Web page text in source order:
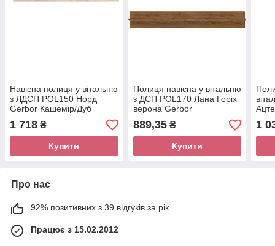
Навісна полиця у вітальню
з ЛДСП POL150 Норд
Gerbor Кашемір/Дуб
сонома
1 718 ₴
Купити
Полиця навісна у вітальню
з ДСП POL170 Лана Горіх
верона Gerbor
889,35₴
Купити
1
Про нас
92% позитивних з 39 відгуків за рік
Працює з 15.02.2012